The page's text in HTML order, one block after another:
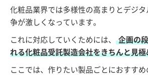
化粧品業界では多様性の高まりとデジ
争が激しくなっています。
これに対応していくためには、
企画の
れる化粧品受託製造会社をきちんと見
ここでは、作りたい製品ごとにおすす